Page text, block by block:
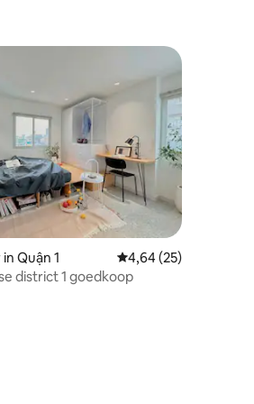
Quận 1 Gemiddelde
4,64 (25)
district 1 goedkoop